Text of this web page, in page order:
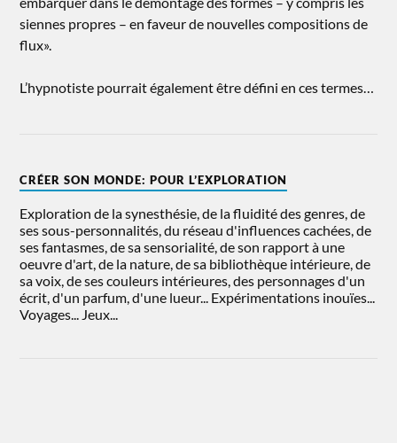
siennes propres – en faveur de nouvelles compositions de
flux».
L’hypnotiste pourrait également être défini en ces termes…
CRÉER SON MONDE: POUR L’EXPLORATION
Exploration de la synesthésie, de la fluidité des genres, de
ses sous-personnalités, du réseau d'influences cachées, de
ses fantasmes, de sa sensorialité, de son rapport à une
oeuvre d'art, de la nature, de sa bibliothèque intérieure, de
sa voix, de ses couleurs intérieures, des personnages d'un
écrit, d'un parfum, d'une lueur... Expérimentations inouïes...
Voyages... Jeux...